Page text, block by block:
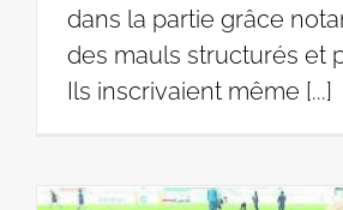
dans la partie grâce
des mauls structurés et
Ils inscrivaient même [...]